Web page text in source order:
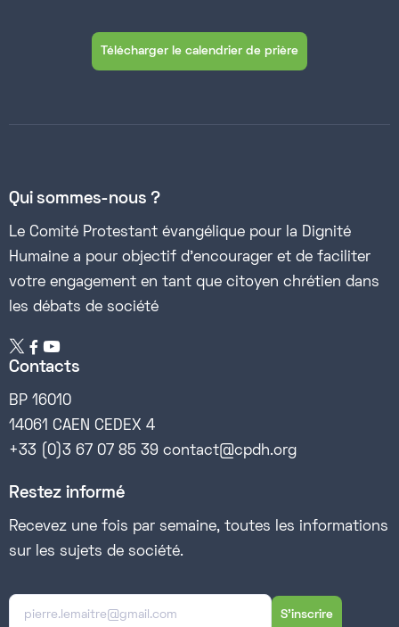
Télécharger le calendrier de prière
Qui sommes-nous ?
Le Comité Protestant évangélique pour la Dignité
Humaine a pour objectif d’encourager et de faciliter
votre engagement en tant que citoyen chrétien dans
les débats de société
 
Contacts
BP 16010
14061 CAEN CEDEX 4
+33 (0)3 67 07 85 39 contact@cpdh.org
Restez informé
Recevez une fois par semaine, toutes les informations
sur les sujets de société.